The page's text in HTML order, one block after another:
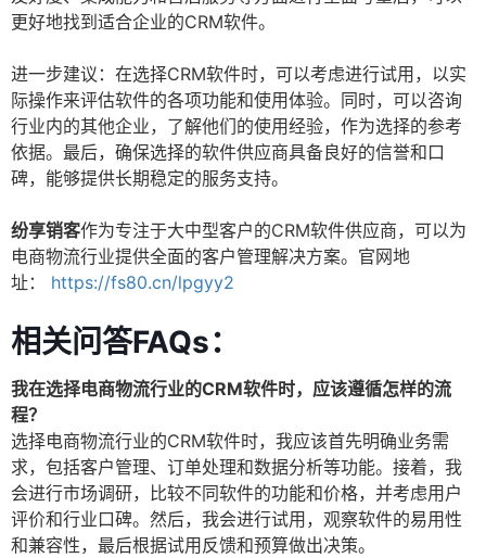
更好地找到适合企业的CRM软件。
进一步建议：在选择CRM软件时，可以考虑进行试用，以实
际操作来评估软件的各项功能和使用体验。同时，可以咨询
行业内的其他企业，了解他们的使用经验，作为选择的参考
依据。最后，确保选择的软件供应商具备良好的信誉和口
碑，能够提供长期稳定的服务支持。
纷享销客作为专注于大中型客户的CRM软件供应商，可以为
电商物流行业提供全面的客户管理解决方案。官网地
址：
https://fs80.cn/lpgyy2
相关问答FAQs：
我在选择电商物流行业的CRM软件时，应该遵循怎样的流
程？
选择电商物流行业的CRM软件时，我应该首先明确业务需
求，包括客户管理、订单处理和数据分析等功能。接着，我
会进行市场调研，比较不同软件的功能和价格，并考虑用户
评价和行业口碑。然后，我会进行试用，观察软件的易用性
和兼容性，最后根据试用反馈和预算做出决策。